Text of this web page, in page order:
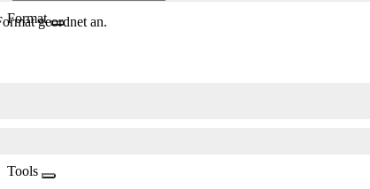
Formatgeordnet an.
Tools